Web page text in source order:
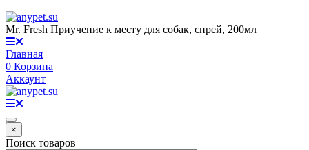
Mr. Fresh Приучение к месту для собак, спрей, 200мл
Главная
0 Корзина
Аккаунт
×
Поиск товаров